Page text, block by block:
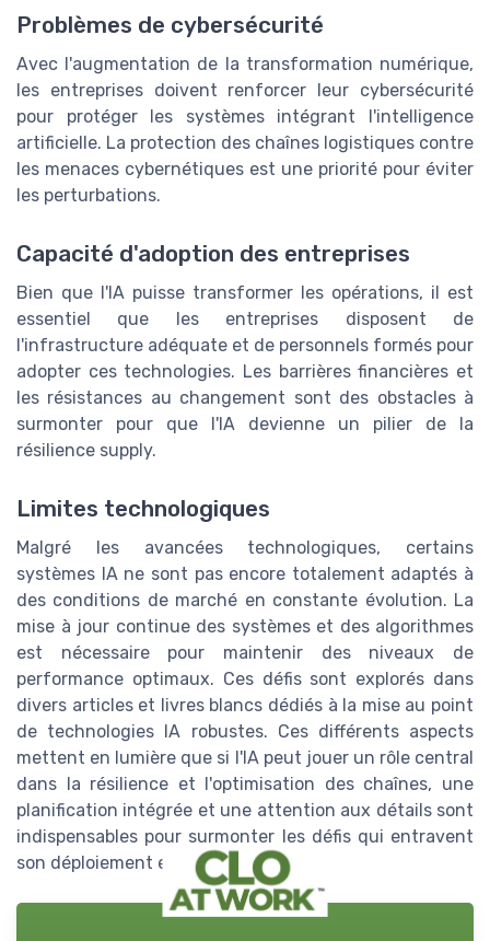
Problèmes de cybersécurité
Avec l'augmentation de la transformation numérique,
les entreprises doivent renforcer leur cybersécurité
pour protéger les systèmes intégrant l'intelligence
artificielle. La protection des chaînes logistiques contre
les menaces cybernétiques est une priorité pour éviter
les perturbations.
Capacité d'adoption des entreprises
Bien que l'IA puisse transformer les opérations, il est
essentiel que les entreprises disposent de
l'infrastructure adéquate et de personnels formés pour
adopter ces technologies. Les barrières financières et
les résistances au changement sont des obstacles à
surmonter pour que l'IA devienne un pilier de la
résilience supply.
Limites technologiques
Malgré les avancées technologiques, certains
systèmes IA ne sont pas encore totalement adaptés à
des conditions de marché en constante évolution. La
mise à jour continue des systèmes et des algorithmes
est nécessaire pour maintenir des niveaux de
performance optimaux. Ces défis sont explorés dans
divers articles et livres blancs dédiés à la mise au point
de technologies IA robustes. Ces différents aspects
mettent en lumière que si l'IA peut jouer un rôle central
dans la résilience et l'optimisation des chaînes, une
planification intégrée et une attention aux détails sont
indispensables pour surmonter les défis qui entravent
son déploiement efficace.